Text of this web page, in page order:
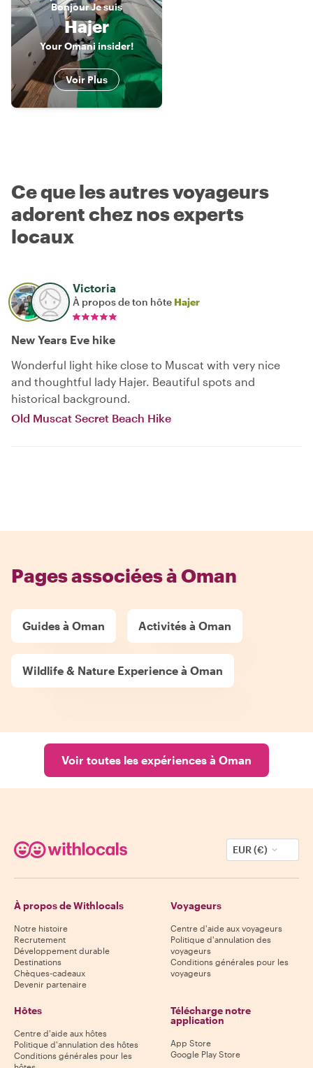
BonjourJe suis
Hajer
Your Omani insider!
Voir Plus
Ce que les autres voyageurs
adorent chez nos experts
locaux
Victoria
À propos de ton hôte Hajer
New Years Eve hike
Wonderful light hike close to Muscat with very nice
and thoughtful lady Hajer. Beautiful spots and
historical background.
Old Muscat Secret Beach Hike
Pages associées à Oman
Guides à Oman Activités à Oman
Wildlife & Nature Experience à Oman
Voir toutes les expériences à Oman
EUR (€)
À propos de Withlocals
Notre histoire
Recrutement
Développement durable
Destinations
Chèques-cadeaux
Devenir partenaire
Voyageurs
Centre d'aide aux voyageurs
Politique d'annulation des
voyageurs
Conditions générales pour les
voyageurs
Hôtes
Centre d'aide aux hôtes
Politique d'annulation des hôtes
Conditions générales pour les
Télécharge notre
application
App Store
Google Play Store